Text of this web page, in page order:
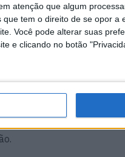
atenção que algum
tem o direito de se opor a
Você pode alterar suas
e clicando no botão
Japan AutoRace Ube
#76, Naomichi Uramoto
melhor equipa BMW em
uma penalização acabou
na quinta posição.
piloto habitual Hannes
antes do evento. O